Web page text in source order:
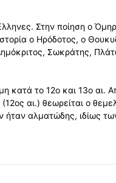
Στην ποίηση ο
ο Ηρόδοτος, ο
Σωκράτης,
κατά το 12ο και 13ο αι.
αι.) θεωρείται ο
ήταν αλματώδης, ιδίως